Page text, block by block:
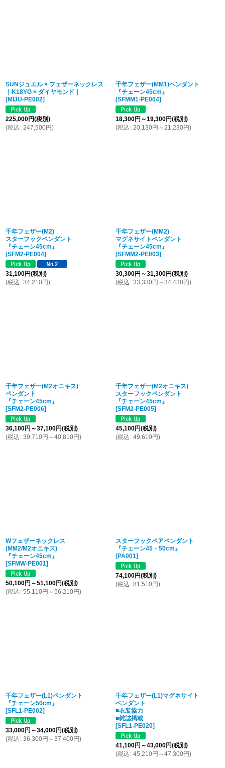
SUNジュエル × フェザーネックレス
｜K18YG × ダイヤモンド｜
[MIJU-PE002]
225,000円(税別)
(税込 : 247,500円)
千年フェザー(MM1)ペンダント
『チェーン45cm』
[SFMM1-PE004]
18,300円 ～19,300円(税別)
(税込 : 20,130円 ～21,230円)
千年フェザー(M2)
スターフックペンダント
『チェーン45cm』
[SFM2-PE004]
31,100円(税別)
(税込 : 34,210円)
千年フェザー(MM2)
マグネサイトペンダント
『チェーン45cm』
[SFMM2-PE003]
30,300円 ～31,300円(税別)
(税込 : 33,330円 ～34,430円)
千年フェザー(M2オニキス)
ペンダント
『チェーン45cm』
[SFM2-PE006]
36,100円 ～37,100円(税別)
(税込 : 39,710円 ～40,810円)
千年フェザー(M2オニキス)
スターフックペンダント
『チェーン45cm』
[SFM2-PE005]
45,100円(税別)
(税込 : 49,610円)
Wフェザーネックレス
(MM2/M2オニキス)
『チェーン45cm』
[SFMW-PE001]
50,100円 ～51,100円(税別)
(税込 : 55,110円 ～56,210円)
スターフックペアペンダント
『チェーン45・50cm』
[PA001]
74,100円(税別)
(税込 : 81,510円)
千年フェザー(L1)ペンダント
『チェーン50cm』
[SFL1-PE002]
33,000円 ～34,000円(税別)
(税込 : 36,300円 ～37,400円)
千年フェザー(L1)マグネサイト
ペンダント
■衣装協力
■雑誌掲載
[SFL1-PE020]
41,100円 ～43,000円(税別)
(税込 : 45,210円 ～47,300円)